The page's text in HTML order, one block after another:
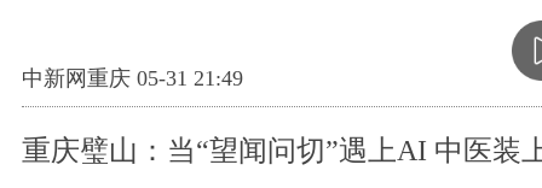
中新网重庆 05-31 21:49
重庆璧山：当“望闻问切”遇上AI 中医装